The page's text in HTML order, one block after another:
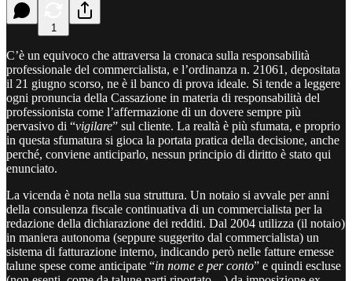
1
C’è un equivoco che attraversa la cronaca sulla responsabilità
professionale del commercialista, e l’ordinanza n. 21061, depositata
il 21 giugno scorso, ne è il banco di prova ideale. Si tende a leggere
ogni pronuncia della Cassazione in materia di responsabilità del
professionista come l’affermazione di un dovere sempre più
pervasivo di “vigilare” sul cliente. La realtà è più sfumata, e proprio
in questa sfumatura si gioca la portata pratica della decisione, anche
perché, conviene anticiparlo, nessun principio di diritto è stato qui
enunciato.
La vicenda è nota nella sua struttura. Un notaio si avvale per anni
della consulenza fiscale continuativa di un commercialista per la
redazione della dichiarazione dei redditi. Dal 2004 utilizza (il notaio)
in maniera autonoma (seppure suggerito dal commercialista) un
sistema di fatturazione interno, indicando però nelle fatture emesse
talune spese come anticipate “in nome e per conto” e quindi escluse